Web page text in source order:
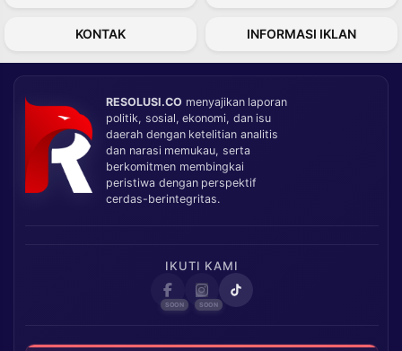
KONTAK INFORMASI IKLAN
RESOLUSI.CO menyajikan laporan
politik, sosial, ekonomi, dan isu
daerah dengan ketelitian analitis
dan narasi memukau, serta
berkomitmen membingkai
peristiwa dengan perspektif
cerdas-berintegritas.
IKUTI KAMI